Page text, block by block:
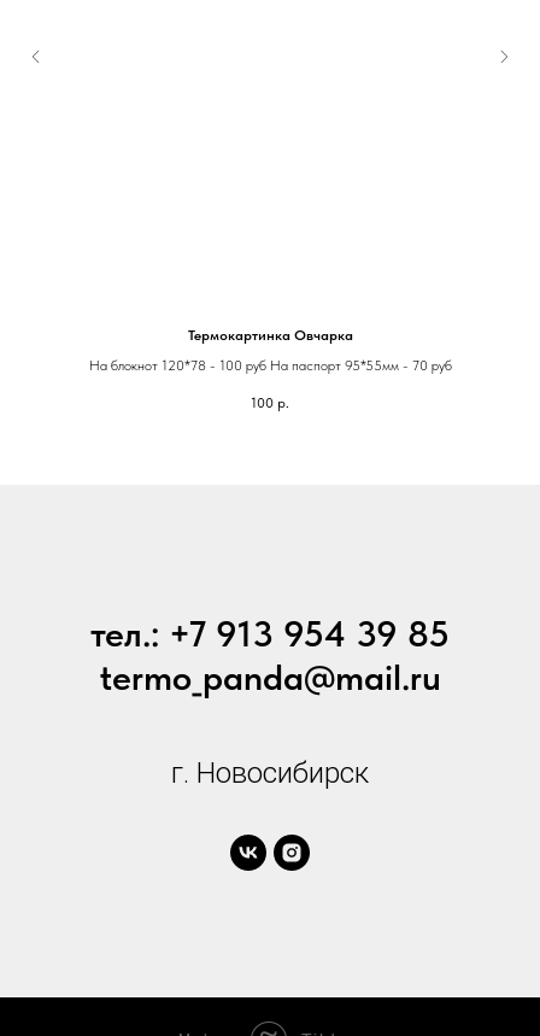
Термокартинка Овчарка
На блокнот 120*78 - 100 руб На паспорт 95*55мм - 70 руб
100 р.
тел.: +7 913 954 39 85
termo_panda@mail.ru
г. Новосибирск